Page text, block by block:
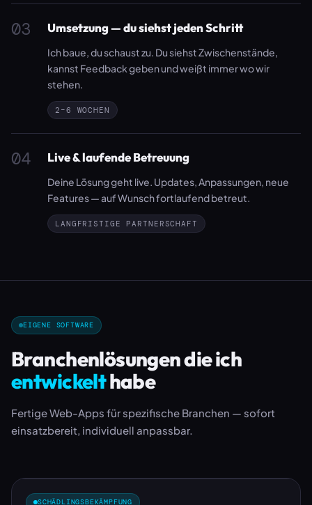
03 Umsetzung — du siehst jeden Schritt
Ich baue, du schaust zu. Du siehst Zwischenstände,
kannst Feedback geben und weißt immer wo wir
stehen.
2–6 WOCHEN
04 Live & laufende Betreuung
Deine Lösung geht live. Updates, Anpassungen, neue
Features — auf Wunsch fortlaufend betreut.
LANGFRISTIGE PARTNERSCHAFT
EIGENE SOFTWARE
Branchenlösungen die ich
entwickelthabe
Fertige Web-Apps für spezifische Branchen — sofort
einsatzbereit, individuell anpassbar.
SCHÄDLINGSBEKÄMPFUNG